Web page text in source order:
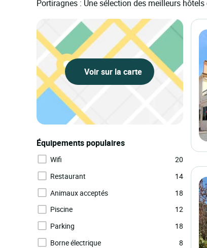
Portiragnes : Une sélection des meilleurs
Voir sur la carte
Équipements populaires
Wifi
20
Restaurant
14
Animaux acceptés
18
Piscine
12
Parking
18
Borne électrique
8